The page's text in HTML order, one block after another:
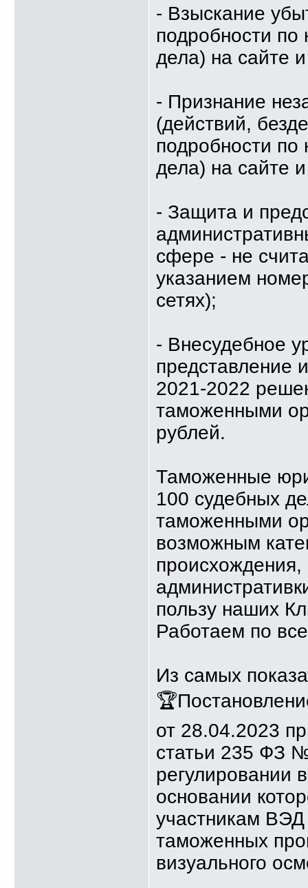
- Взыскание
подробности
дела) на сайте
- Признание
(действий,
подробности
дела) на сайте
- Защита и
сфере - не
указанием
сетях);
- Внесудебное
представление
2021-2022
таможенными
рублей.
Таможенные
100 судебных
таможенными
возможным
происхождения,
пользу наших
Работаем по
Из самых
от 28.04.2023
статьи 235 ФЗ
регулировании
основании
участникам
таможенных
визуального